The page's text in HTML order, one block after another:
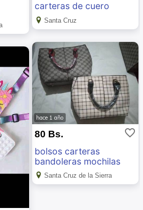
carteras de cuero
Santa Cruz
hace 1 año
80 Bs. favorite_border
bolsos carteras
bandoleras mochilas
Santa Cruz de la Sierra